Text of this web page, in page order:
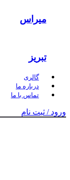
میراس
تبریز
گالری
درباره ما
تماس با ما
ورود / ثبت نام